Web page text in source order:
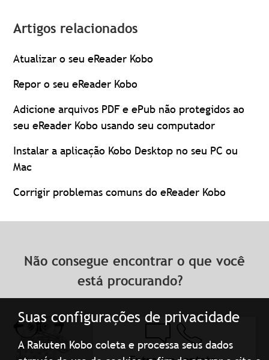
Suas configurações de privacidade
A Rakuten Kobo coleta e processa seus dados
Artigos relacionados
Atualizar o seu eReader Kobo
Repor o seu eReader Kobo
Adicione arquivos PDF e ePub não protegidos ao
seu eReader Kobo usando seu computador
Instalar a aplicação Kobo Desktop no seu PC ou
Mac
Corrigir problemas comuns do eReader Kobo
Não consegue encontrar o que você
está procurando?